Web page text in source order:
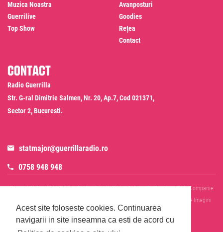
Acest site foloseste cookies. Continuarea
navigarii in site inseamna ca esti de acord cu
Muzica Noastra
Guerrilive
Top Show
Avanposturi
Goodies
Rețea
Contact
Contact
Radio Guerrilla
Str. G-ral Dimitrie Salmen, Nr. 20, Ap.7, Cod 021371,
Sector 2, Bucuresti.
statmajor@guerrillaradio.ro
0758 948 948
Termeni Si Conditii Politica De Confidentialitate Politica De Cookies
Date Companie
Informare Prelucrare Imagini
Evenimente
Cod Deontologic